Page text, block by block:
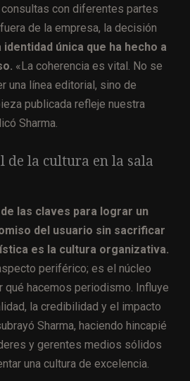
con diferentes partes
de la empresa, la decisión
única que ha hecho a
«La coherencia es vital. No se
una línea editorial, sino de
publicada refleje nuestra
Sharma.
de la cultura en la sala
las claves para lograr un
del usuario sin sacrificar
es la cultura organizativa.
periférico; es el núcleo
qué hacemos periodismo. Influye
la credibilidad y el impacto
Sharma, haciendo hincapié
y gerentes medios sólidos
una cultura de excelencia.